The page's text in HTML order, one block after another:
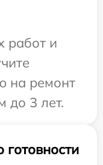
работ и
на ремонт
до 3 лет.